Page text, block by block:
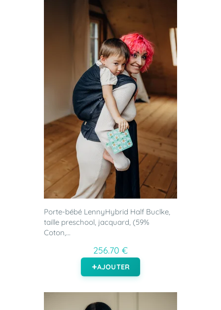
Porte-bébé LennyHybrid Half Buclke,
taille preschool, jacquard, (59%
Coton,...
256.70 €
AJOUTER